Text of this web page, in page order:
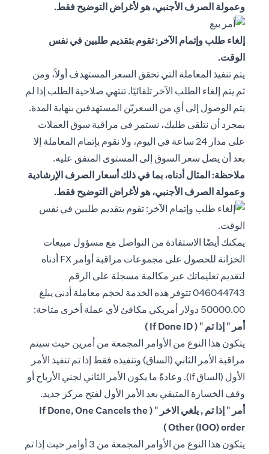
وعمولة الصرف الأجنبي، هو لأغراض التوضيح فقط.
إلغاء طلب وإتمام الآخر: تقوم بتقديم طلبين في نفس
الوقت.
يتم تنفيذ المعاملة التي تحقق السعر المستهدف أولاً، ومن
ثم يتم إلغاء الطلب الآخر تلقائيًا. تنتهي صلاحية الطلب إذا لم
يتم الوصول إلى أي من السعريّن المستهدفين بنهاية المدة.
بمجرد أن نتلقى طلبك، نستمر في مراقبة سوق العملات
على مدار 24 ساعة في اليوم، ولا نقوم بإتمام المعاملة إلا
بعد أن يصل سعر السوق إلى المستوى المتفق عليه.
ملاحظة: المثال أدناه، بما في ذلك أسعار الصرف الإرشادية
وعمولة الصرف الأجنبي، هو لأغراض التوضيح فقط.
يمكنك أيضًا الاستفادة من التواصل مع مسؤول مبيعات
الخزانة للحصول على مجموعات مراقبة أوامر FX أدناه
لتقديم تعليماتك عبر مكالمة مسجلة على الرقم
046044743 تتوفر هذه الخدمة لحجم معاملة أدنى يبلغ
50000.00 دولار أمريكي مكافئ لأي عملة أخرى متاحة:
أمر " إذا تم " ( If Done ID )
يتكون هذا النوع من الأوامر المجمعة من أمرين حيث سيتم
مراقبة الأمر الثاني (الساق) وتنفيذه فقط إذا تم تنفيذ الأمر
الأول (الساق if). وعادةً ما يكون الأمر الثاني لجني الأرباح أو
وقف الخسارة المتبقي بعد الأمر الأول لفتح مركز جديد.
أمر " إذا تم , يلغي الاخر " ( If Done, One Cancels the
Other (IOO) order )
يتكون هذا النوع من الأوامر المجمعة من 3 أوامر حيث إذا تم